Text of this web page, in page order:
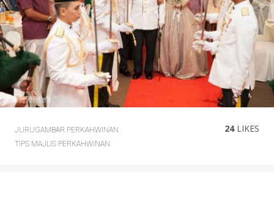
JURUGAMBAR PERKAHWINAN
TIPS MAJLIS PERKAHWINAN
24LIKES